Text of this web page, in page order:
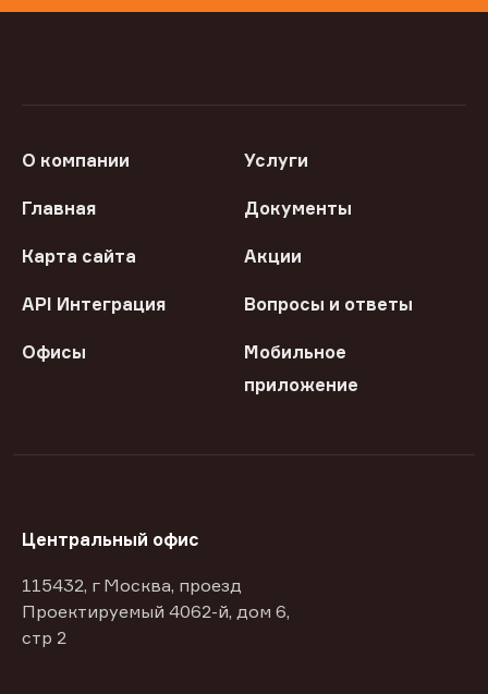
О компании Услуги
Главная Документы
Карта сайта Акции
API Интеграция Вопросы и ответы
Офисы
Мобильное
приложение
Центральный офис
115432, г Москва, проезд
Проектируемый 4062-й, дом 6,
стр 2